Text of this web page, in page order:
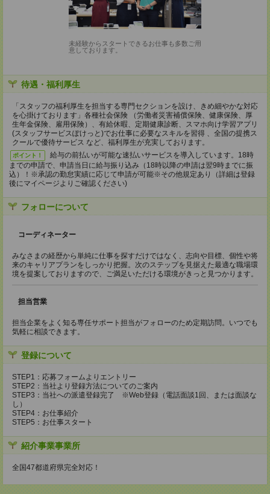
未経験からスタートできるお仕事も多数ご用
意しております。
待遇・福利厚生
「スタッフの福利厚生を担当する専門セクションを設け、きめ細やかな対応
を心掛けております」各種社会保険 （労働者災害補償保険、健康保険、厚
生年金保険、雇用保険）、有給休暇、定期健康診断、スマホ向け学習アプリ
(スタッフサービスぽけっと)でお仕事に必要なスキルを習得 、全国の提携ス
クールで優待サービス など、福利厚生が充実しております。
ポイント！
給与の前払いが可能な速払いサービスを導入しています。18時
までの申請で、申請当日に給与振り込み（18時以降の申請は翌9時までに振
込）！※承認の勤怠実績に応じて申請が可能※その他規定あり（詳細は登録
後にマイページよりご確認ください)
フォローについて
コーディネーター
みなさまの経歴から単純に仕事を探すだけではなく、志向や目標、個性や将
来のキャリアプランをしっかり把握。次のステップを見据えた最適な職場環
境を提案しておりますので、ご満足いただける環境がきっと見つかります。
担当営業
担当企業をよく知る専任サポート担当がフォローのため定期訪問。いつでも
気軽に相談できます。
登録について
STEP1：応募フォームよりエントリー
STEP2：当社より登録方法についてのご案内
STEP3：当社への派遣登録完了 ※Web登録（電話面談1回、または面談な
し）
STEP4：お仕事紹介
STEP5：お仕事スタート
紹介事業事業所
全国47都道府県完全対応！